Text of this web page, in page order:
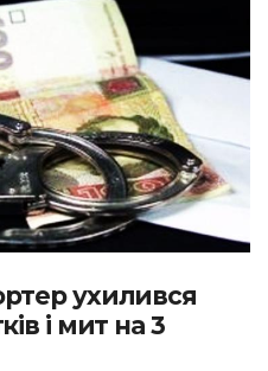
ухилився
і мит на 3